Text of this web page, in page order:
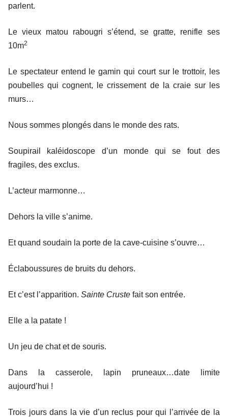
parlent.
Le vieux matou rabougri s’étend, se gratte, renifle ses
10m2
Le spectateur entend le gamin qui court sur le trottoir, les
poubelles qui cognent, le crissement de la craie sur les
murs…
Nous sommes plongés dans le monde des rats.
Soupirail kaléidoscope d’un monde qui se fout des
fragiles, des exclus.
L’acteur marmonne…
Dehors la ville s’anime.
Et quand soudain la porte de la cave-cuisine s’ouvre…
Éclaboussures de bruits du dehors.
Et c’est l’apparition. Sainte Cruste fait son entrée.
Elle a la patate !
Un jeu de chat et de souris.
Dans la casserole, lapin pruneaux…date limite
aujourd’hui !
Trois jours dans la vie d’un reclus pour qui l’arrivée de la